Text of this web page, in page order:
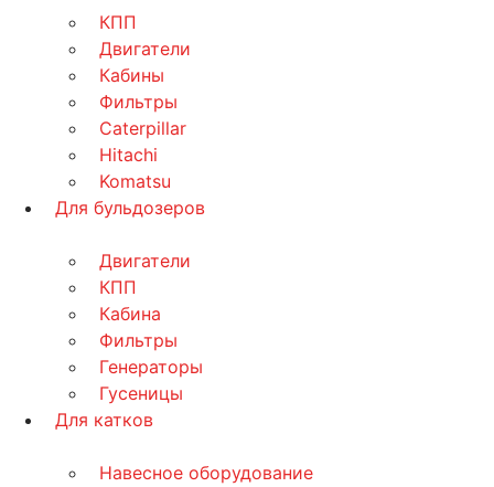
КПП
Двигатели
Кабины
Фильтры
Caterpillar
Hitachi
Komatsu
Для бульдозеров
Двигатели
КПП
Кабина
Фильтры
Генераторы
Гусеницы
Для катков
Навесное оборудование